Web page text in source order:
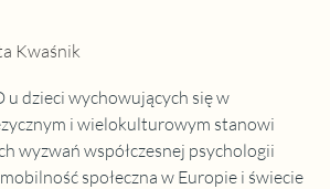
dzieci wychowujących się w
i wielokulturowym stanowi
wyzwań współczesnej psychologii
społeczna w Europie i świecie
Kwaśnik